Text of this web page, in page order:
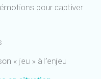
pour captiver
« jeu » à l’enjeu